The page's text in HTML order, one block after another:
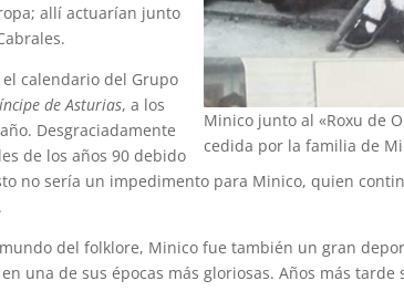
Minico junto al «Roxu de
cedida por la familia de
allí actuarían junto
calendario del Grupo
de Asturias, a los
Desgraciadamente
de los años 90 debido
no sería un impedimento para Minico, quien
del folklore, Minico fue también un gran
una de sus épocas más gloriosas. Años más